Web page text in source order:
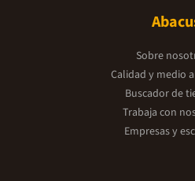
Sobre
Calidad y medio
Buscador de
Trabaja con
Empresas y